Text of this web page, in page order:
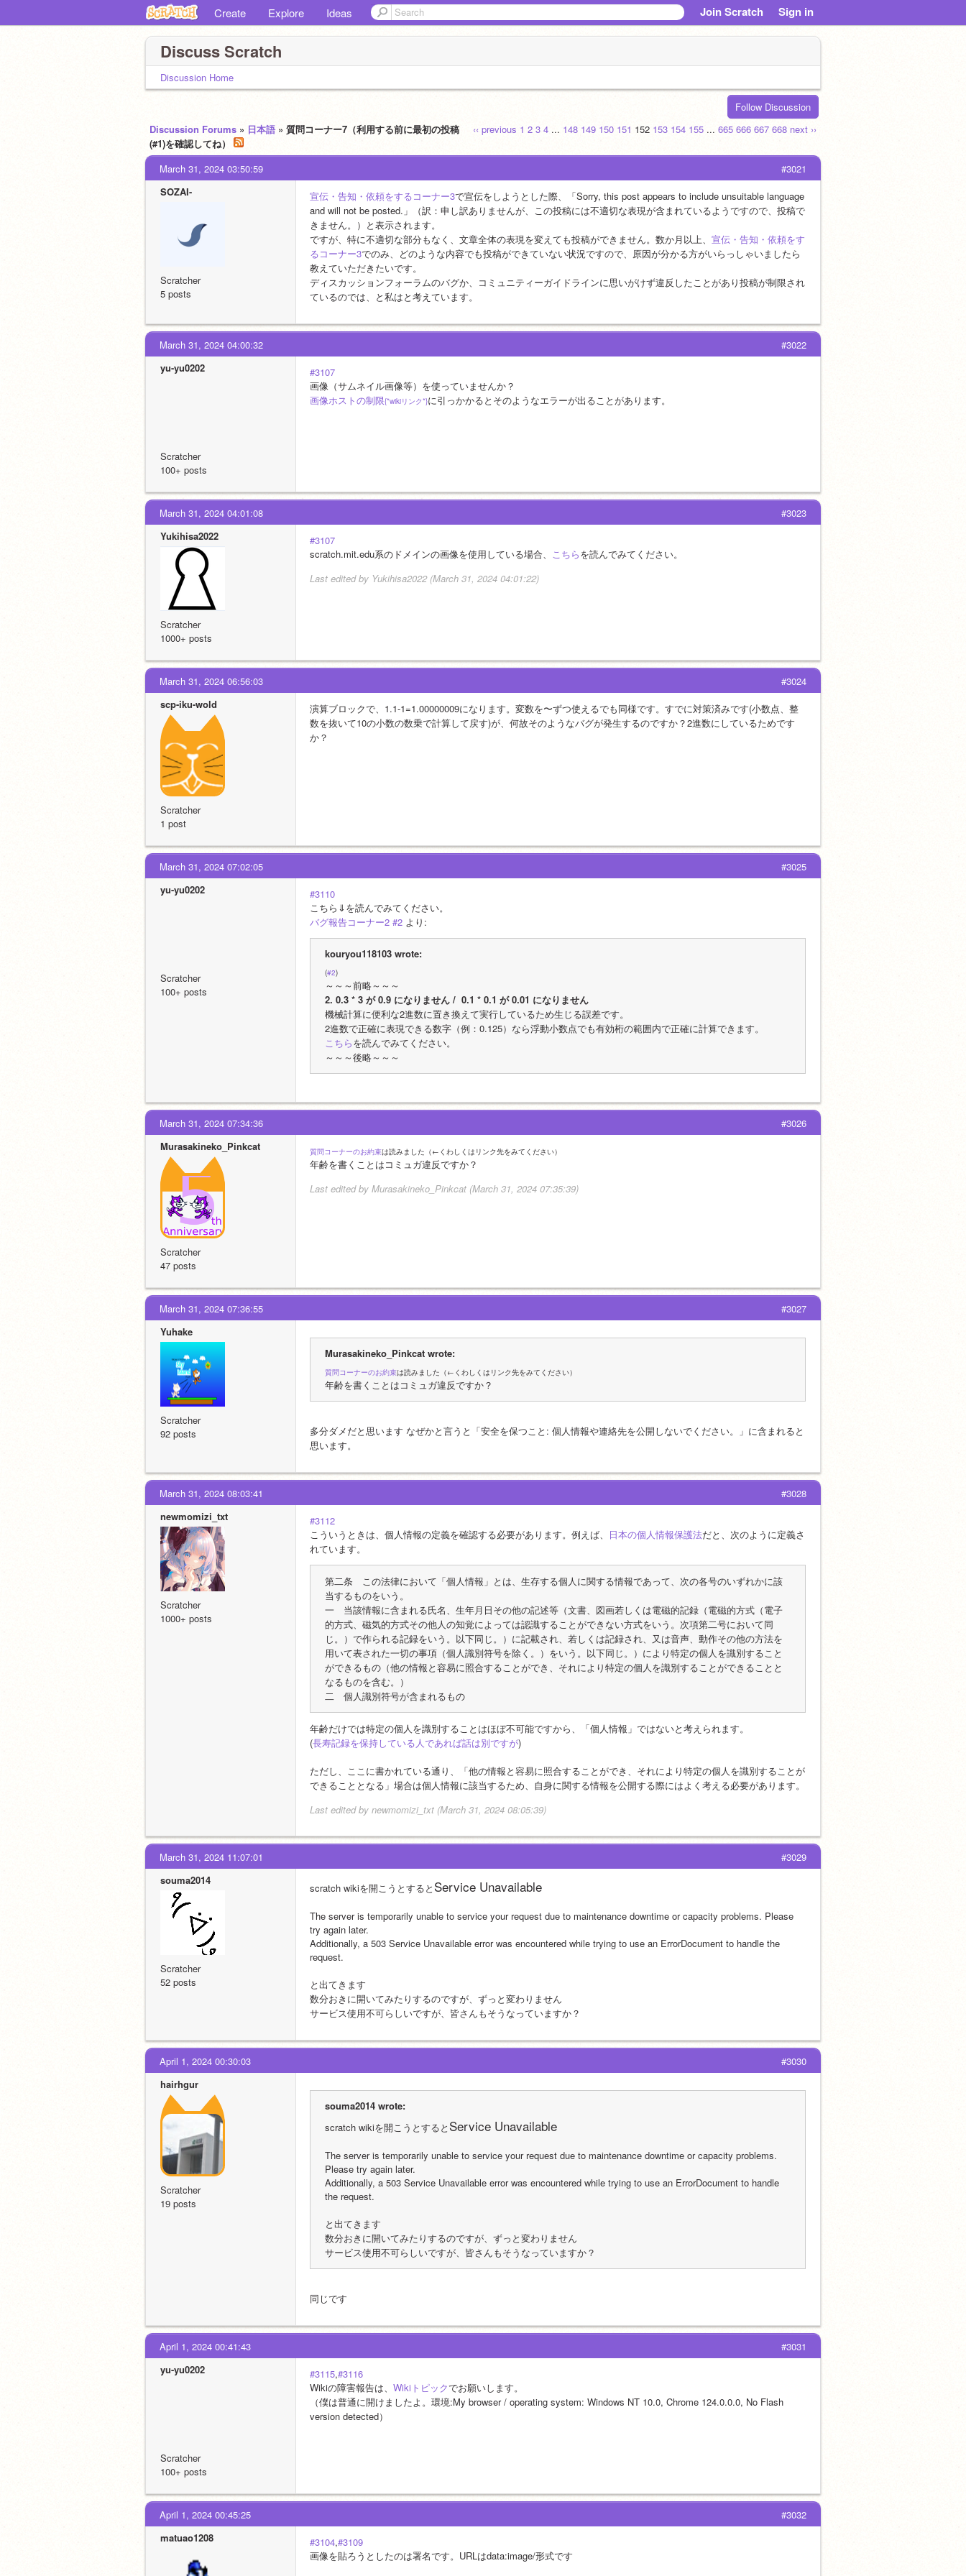
Create Explore Ideas Join Scratch Sign in
Discuss Scratch
Discussion Home
Follow Discussion
‹‹ previous 1 2 3 4 ... 148 149 150 151 152 153 154 155 ... 665 666 667 668 next ››
Discussion Forums » 日本語 » 質問コーナー7（利用する前に最初の投稿
(#1)を確認してね）
#3021
March 31, 2024 03:50:59
SOZAI-
Scratcher
5 posts
宣伝・告知・依頼をするコーナー3で宣伝をしようとした際、「Sorry, this post appears to include unsuitable language
and will not be posted.」（訳：申し訳ありませんが、この投稿には不適切な表現が含まれているようですので、投稿で
きません。）と表示されます。
ですが、特に不適切な部分もなく、文章全体の表現を変えても投稿ができません。数か月以上、 宣伝・告知・依頼をす
るコーナー3でのみ、どのような内容でも投稿ができていない状況ですので、原因が分かる方がいらっしゃいましたら
教えていただきたいです。
ディスカッションフォーラムのバグか、コミュニティーガイドラインに思いがけず違反したことがあり投稿が制限され
ているのでは、と私はと考えています。
#3022
March 31, 2024 04:00:32
yu-yu0202
Scratcher
100+ posts
#3107
画像（サムネイル画像等）を使っていませんか？
画像ホストの制限{*wikiリンク*}に引っかかるとそのようなエラーが出ることがあります。
#3023
March 31, 2024 04:01:08
Yukihisa2022
Scratcher
1000+ posts
#3107
scratch.mit.edu系のドメインの画像を使用している場合、 こちらを読んでみてください。
Last edited by Yukihisa2022 (March 31, 2024 04:01:22)
#3024
March 31, 2024 06:56:03
scp-iku-wold
Scratcher
1 post
演算ブロックで、1.1-1=1.00000009になります。変数を〜ずつ使えるでも同様です。すでに対策済みです(小数点、整
数を抜いて10の小数の数乗で計算して戻す)が、何故そのようなバグが発生するのですか？2進数にしているためです
か？
#3025
March 31, 2024 07:02:05
yu-yu0202
Scratcher
100+ posts
#3110
こちら⇓を読んでみてください。
バグ報告コーナー2 #2 より:
kouryou118103 wrote:
(#2)
～～～前略～～～
2. 0.3 * 3 が 0.9 になりません /  0.1 * 0.1 が 0.01 になりません
機械計算に便利な2進数に置き換えて実行しているため生じる誤差です。
2進数で正確に表現できる数字（例：0.125）なら浮動小数点でも有効桁の範囲内で正確に計算できます。
こちらを読んでみてください。
～～～後略～～～
#3026
March 31, 2024 07:34:36
Murasakineko_Pinkcat
Scratcher
47 posts
質問コーナーのお約束は読みました（←くわしくはリンク先をみてください）
年齢を書くことはコミュガ違反ですか？
Last edited by Murasakineko_Pinkcat (March 31, 2024 07:35:39)
#3027
March 31, 2024 07:36:55
Yuhake
Scratcher
92 posts
Murasakineko_Pinkcat wrote:
質問コーナーのお約束は読みました（←くわしくはリンク先をみてください）
年齢を書くことはコミュガ違反ですか？
多分ダメだと思います なぜかと言うと「安全を保つこと: 個人情報や連絡先を公開しないでください。」に含まれると
思います。
#3028
March 31, 2024 08:03:41
newmomizi_txt
Scratcher
1000+ posts
#3112
こういうときは、個人情報の定義を確認する必要があります。例えば、
日本の個人情報保護法だと、次のように定義さ
れています。
第二条　この法律において「個人情報」とは、生存する個人に関する情報であって、次の各号のいずれかに該
当するものをいう。
一　当該情報に含まれる氏名、生年月日その他の記述等（文書、図画若しくは電磁的記録（電磁的方式（電子
的方式、磁気的方式その他人の知覚によっては認識することができない方式をいう。次項第二号において同
じ。）で作られる記録をいう。以下同じ。）に記載され、若しくは記録され、又は音声、動作その他の方法を
用いて表された一切の事項（個人識別符号を除く。）をいう。以下同じ。）により特定の個人を識別すること
ができるもの（他の情報と容易に照合することができ、それにより特定の個人を識別することができることと
なるものを含む。）
二　個人識別符号が含まれるもの
年齢だけでは特定の個人を識別することはほぼ不可能ですから、「個人情報」ではないと考えられます。
(長寿記録を保持している人であれば話は別ですが)
ただし、ここに書かれている通り、「他の情報と容易に照合することができ、それにより特定の個人を識別することが
できることとなる」場合は個人情報に該当するため、自身に関する情報を公開する際にはよく考える必要があります。
Last edited by newmomizi_txt (March 31, 2024 08:05:39)
#3029
March 31, 2024 11:07:01
souma2014
Scratcher
52 posts
scratch wikiを開こうとすると Service Unavailable
The server is temporarily unable to service your request due to maintenance downtime or capacity problems. Please
try again later.
Additionally, a 503 Service Unavailable error was encountered while trying to use an ErrorDocument to handle the
request.
と出てきます
数分おきに開いてみたりするのですが、ずっと変わりません
サービス使用不可らしいですが、皆さんもそうなっていますか？
#3030
April 1, 2024 00:30:03
hairhgur
Scratcher
19 posts
souma2014 wrote:
scratch wikiを開こうとすると Service Unavailable
The server is temporarily unable to service your request due to maintenance downtime or capacity problems.
Please try again later.
Additionally, a 503 Service Unavailable error was encountered while trying to use an ErrorDocument to handle
the request.
と出てきます
数分おきに開いてみたりするのですが、ずっと変わりません
サービス使用不可らしいですが、皆さんもそうなっていますか？
同じです
#3031
April 1, 2024 00:41:43
yu-yu0202
Scratcher
100+ posts
#3115,#3116
Wikiの障害報告は、 Wikiトピックでお願いします。
（僕は普通に開けましたよ。環境:My browser / operating system: Windows NT 10.0, Chrome 124.0.0.0, No Flash
version detected）
#3032
April 1, 2024 00:45:25
matuao1208
#3104,#3109
画像を貼ろうとしたのは署名です。URLはdata:image/形式です